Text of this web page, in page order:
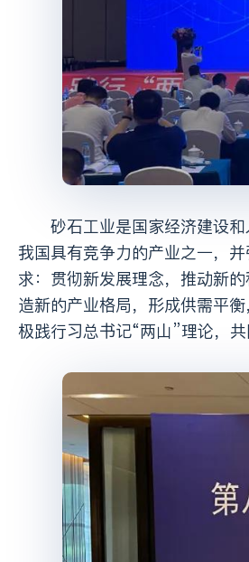
砂石工业是国家经济建设和人类社会高质量发展的重要支撑，与经济社会的高质量发展互为作用。当前，砂石已成为
我国具有竞争力的产业之一，
求：贯彻新发展理念，推动新
造新的产业格局，形成供需平
极践行习总书记“两山”理论，